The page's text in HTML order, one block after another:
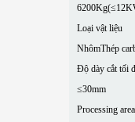
Loại vật liệu
NhômThép
Độ dày cắt tối
≤30mm
Processing area